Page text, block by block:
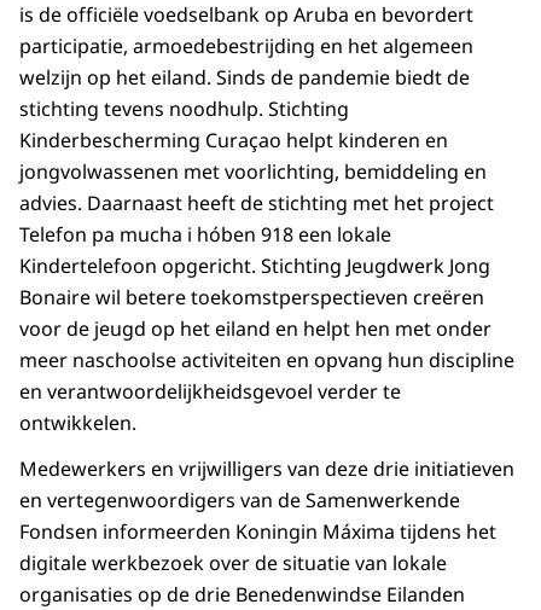
is de officiële voedselbank op Aruba en bevordert
participatie, armoedebestrijding en het algemeen
welzijn op het eiland. Sinds de pandemie biedt de
stichting tevens noodhulp. Stichting
Kinderbescherming Curaçao helpt kinderen en
jongvolwassenen met voorlichting, bemiddeling en
advies. Daarnaast heeft de stichting met het project
Telefon pa mucha i hóben 918 een lokale
Kindertelefoon opgericht. Stichting Jeugdwerk Jong
Bonaire wil betere toekomstperspectieven creëren
voor de jeugd op het eiland en helpt hen met onder
meer naschoolse activiteiten en opvang hun discipline
en verantwoordelijkheidsgevoel verder te
ontwikkelen.
Medewerkers en vrijwilligers van deze drie initiatieven
en vertegenwoordigers van de Samenwerkende
Fondsen informeerden Koningin Máxima tijdens het
digitale werkbezoek over de situatie van lokale
organisaties op de drie Benedenwindse Eilanden